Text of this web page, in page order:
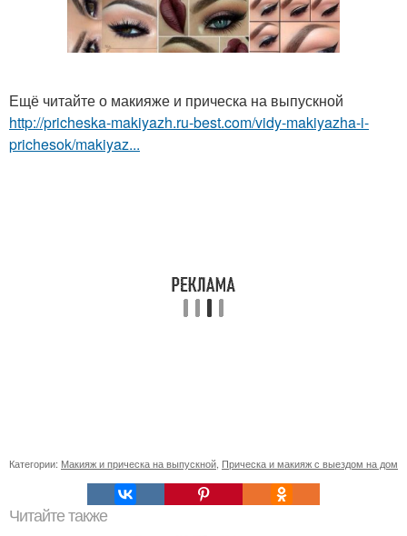
Ещё читайте о макияже и прическа на выпускной
http://pricheska-makiyazh.ru-best.com/vidy-makiyazha-i-
prichesok/makiyaz...
Категории: Макияж и прическа на выпускной Прическа и макияж с выездом на дом
Читайте также